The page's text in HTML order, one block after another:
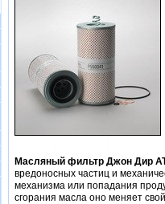
Масляный фильтр Джон Дир
вредоносных частиц и
механизма или попадания
сгорания масла оно меняет